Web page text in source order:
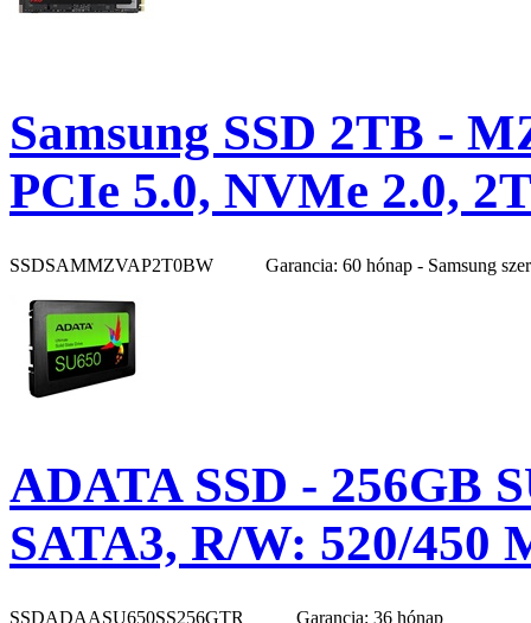
Samsung SSD 2TB -
PCIe 5.0, NVMe 2.0,
SSDSAMMZVAP2T0BW Garancia: 60 hónap - Samsung
ADATA SSD - 256GB
SATA3, R/W: 520/450
SSDADAASU650SS256GTR Garancia: 36 hónap